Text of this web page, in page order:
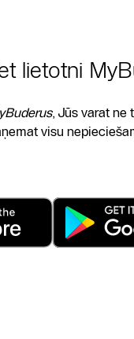
lietotni
, Jūs varat ne
visu